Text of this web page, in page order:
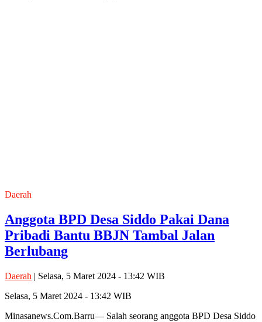
Daerah
Anggota BPD Desa Siddo Pakai Dana
Pribadi Bantu BBJN Tambal Jalan
Berlubang
Daerah | Selasa, 5 Maret 2024 - 13:42 WIB
Selasa, 5 Maret 2024 - 13:42 WIB
Minasanews.Com.Barru— Salah seorang anggota BPD Desa Siddo